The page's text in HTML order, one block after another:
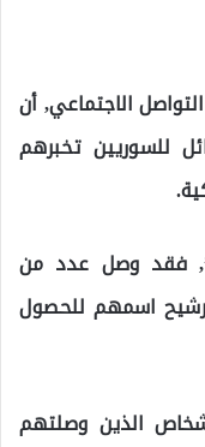
الاجتماعي, أن
للسوريين تخبرهم
فقد وصل عدد من
اسمهم للحصول
الذين وصلتهم